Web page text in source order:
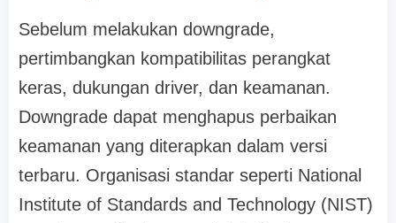
Sebelum melakukan downgrade,
pertimbangkan kompatibilitas perangkat
keras, dukungan driver, dan keamanan.
Downgrade dapat menghapus perbaikan
keamanan yang diterapkan dalam versi
terbaru. Organisasi standar seperti National
Institute of Standards and Technology (NIST)